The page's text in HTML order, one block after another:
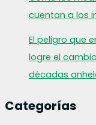
cuentan a los
El peligro que
logre el
décadas
Categorías